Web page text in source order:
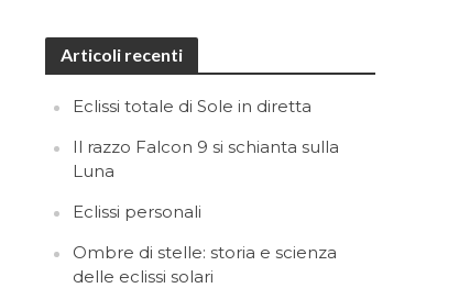
Articoli recenti
Eclissi totale di Sole in diretta
Il razzo Falcon 9 si schianta sulla
Luna
Eclissi personali
Ombre di stelle: storia e scienza
delle eclissi solari